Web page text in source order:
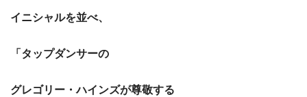
イニシャルを並べ、
「タップダンサーの
グレゴリー・ハインズが尊敬する